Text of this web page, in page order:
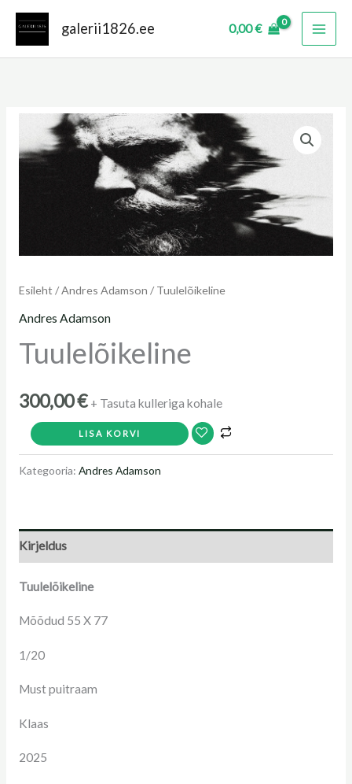
Skip
content
galerii1826.ee 0,00€
Esileht /Andres Adamson / Tuulelõikeline
Andres Adamson
Tuulelõikeline
300,00€ + Tasuta kulleriga kohale
Tuulelõikeline
kogus
LISA KORVI
Kategooria: Andres Adamson
Kirjeldus
Tuulelõikeline
Mõõdud 55 X 77
1/20
Must puitraam
Klaas
2025